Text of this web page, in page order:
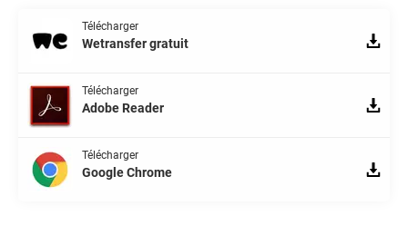
Télécharger
Wetransfer gratuit
Télécharger
Adobe Reader
Télécharger
Google Chrome